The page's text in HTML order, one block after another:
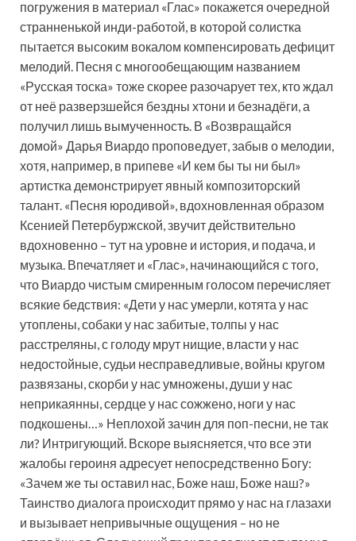
погружения в материал «Глас» покажется очередной
странненькой инди-работой, в которой солистка
пытается высоким вокалом компенсировать дефицит
мелодий. Песня с многообещающим названием
«Русская тоска» тоже скорее разочарует тех, кто ждал
от неё разверзшейся бездны хтони и безнадёги, а
получил лишь вымученность. В «Возвращайся
домой» Дарья Виардо проповедует, забыв о мелодии,
хотя, например, в припеве «И кем бы ты ни был»
артистка демонстрирует явный композиторский
талант. «Песня юродивой», вдохновленная образом
Ксенией Петербуржской, звучит действительно
вдохновенно – тут на уровне и история, и подача, и
музыка. Впечатляет и «Глас», начинающийся с того,
что Виардо чистым смиренным голосом перечисляет
всякие бедствия: «Дети у нас умерли, котята у нас
утоплены, собаки у нас забитые, толпы у нас
расстреляны, с голоду мрут нищие, власти у нас
недостойные, судьи несправедливые, войны кругом
развязаны, скорби у нас умножены, души у нас
неприкаянны, сердце у нас сожжено, ноги у нас
подкошены…» Неплохой зачин для поп-песни, не так
ли? Интригующий. Вскоре выясняется, что все эти
жалобы героиня адресует непосредственно Богу:
«Зачем же ты оставил нас, Боже наш, Боже наш?»
Таинство диалога происходит прямо у нас на глазахи
и вызывает непривычные ощущения – но не